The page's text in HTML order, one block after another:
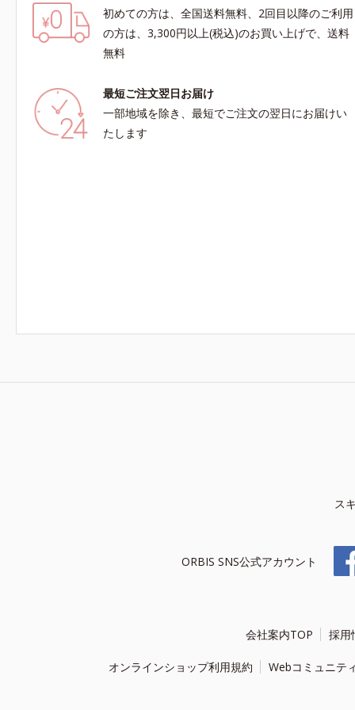
初めての方は、全国送料無料、2回目以降のご利用
の方は、3,300円以上(税込)のお買い上げで、送料
無料
最短ご注文翌日お届け
一部地域を除き、最短でご注文の翌日にお届けい
たします
ス
ORBIS SNS公式アカウント
会社案内TOP 採用
オンラインショップ利用規約 Webコミュニテ